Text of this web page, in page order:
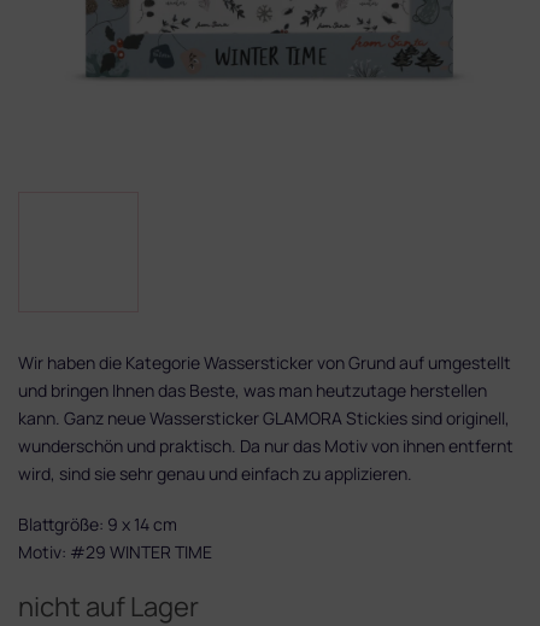
nicht auf Lager
Wir haben die Kategorie Wassersticker von Grund auf umgestellt
und bringen Ihnen das Beste, was man heutzutage herstellen
kann. Ganz neue Wassersticker GLAMORA Stickies sind originell,
wunderschön und praktisch. Da nur das Motiv von ihnen entfernt
wird, sind sie sehr genau und einfach zu applizieren.
Blattgröße: 9 x 14 cm
Motiv: #29 WINTER TIME